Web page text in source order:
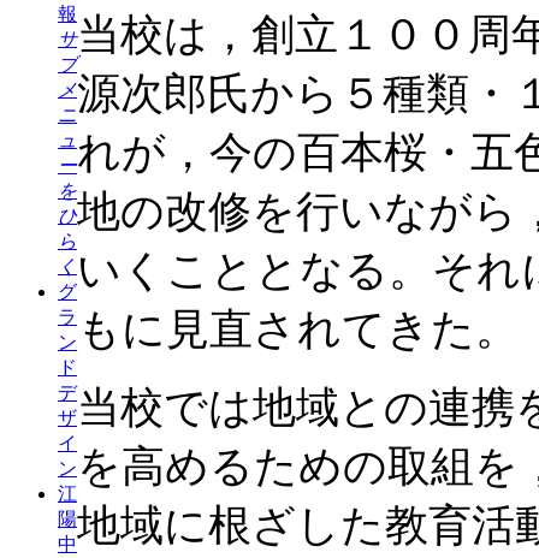
報
サ
ブ
メ
ニ
ュ
ー
を
ひ
ら
く
グ
ラ
ン
ド
デ
ザ
イ
ン
江
陽
中
当校は，創立１００周
源次郎氏から５種類・
れが，今の百本桜・五
地の改修を行いながら
いくこととなる。それ
もに見直されてきた。
当校では地域との連携
を高めるための取組を
地域に根ざした教育活